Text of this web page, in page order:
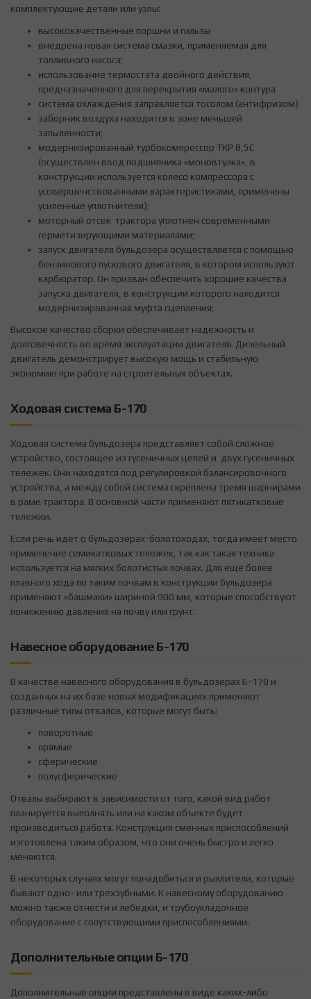
комплектующие детали или узлы:
высококачественные поршни и гильзы
внедрена новая система смазки, применяемая для
топливного насоса;
использование термостата двойного действия,
предназначенного для перекрытия «малого» контура
система охлаждения заправляется тосолом (антифризом)
заборник воздуха находится в зоне меньшей
запыленности;
модернизированный турбокомпрессор ТКР 8,5С
(осуществлен ввод подшипника «моновтулка», в
конструкции используется колесо компрессора с
усовершенствованными характеристиками, применены
усиленные уплотнители);
моторный отсек трактора уплотнен современными
герметизирующими материалами;
запуск двигателя бульдозера осуществляется с помощью
бензинового пускового двигателя, в котором используют
карбюратор. Он призван обеспечить хорошие качества
запуска двигателя, в конструкции которого находится
модернизированная муфта сцепления;
Высокое качество сборки обеспечивает надежность и
долговечность во время эксплуатации двигателя. Дизельный
двигатель демонстрирует высокую мощь и стабильную
экономию при работе на строительных объектах.
Ходовая система Б-170
Ходовая система бульдозера представляет собой сложное
устройство, состоящее из гусеничных цепей и двух гусеничных
тележек. Они находятся под регулировкой балансировочного
устройства, а между собой система скреплена тремя шарнирами
в раме трактора. В основной части применяют пятикатковые
тележки.
Если речь идет о бульдозерах-болотоходах, тогда имеет место
применение семикатковых тележек, так как такая техника
используется на мягких болотистых почвах. Для еще более
плавного хода по таким почвам в конструкции бульдозера
применяют «башмаки» шириной 900 мм, которые способствуют
понижению давления на почву или грунт.
Навесное оборудование Б-170
В качестве навесного оборудования в бульдозерах Б-170 и
созданных на их базе новых модификациях применяют
различные типы отвалов, которые могут быть:
поворотные
прямые
сферические
полусферические
Отвалы выбирают в зависимости от того, какой вид работ
планируется выполнять или на каком объекте будет
производиться работа. Конструкция сменных приспособлений
изготовлена таким образом, что они очень быстро и легко
меняются.
В некоторых случаях могут понадобиться и рыхлители, которые
бывают одно- или трехзубными. К навесному оборудованию
можно также отнести и лебедки, и трубоукладочное
оборудование с сопутствующими приспособлениями.
Дополнительные опции Б-170
Дополнительные опции представлены в виде каких-либо